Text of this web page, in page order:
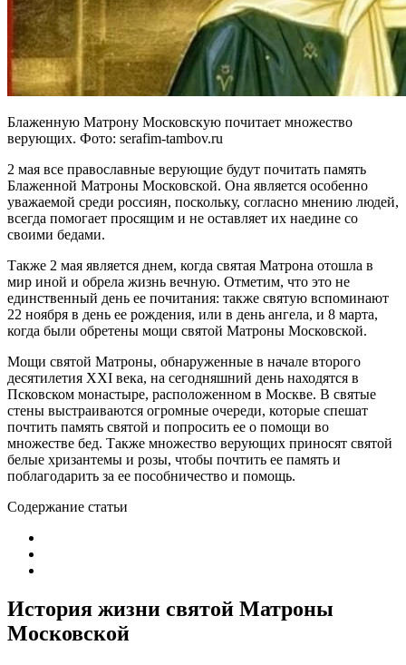
Блаженную Матрону Московскую почитает множество
верующих. Фото: serafim-tambov.ru
2 мая все православные верующие будут почитать память
Блаженной Матроны Московской. Она является особенно
уважаемой среди россиян, поскольку, согласно мнению людей,
всегда помогает просящим и не оставляет их наедине со
своими бедами.
Также 2 мая является днем, когда святая Матрона отошла в
мир иной и обрела жизнь вечную. Отметим, что это не
единственный день ее почитания: также святую вспоминают
22 ноября в день ее рождения, или в день ангела, и 8 марта,
когда были обретены мощи святой Матроны Московской.
Мощи святой Матроны, обнаруженные в начале второго
десятилетия XXI века, на сегодняшний день находятся в
Псковском монастыре, расположенном в Москве. В святые
стены выстраиваются огромные очереди, которые спешат
почтить память святой и попросить ее о помощи во
множестве бед. Также множество верующих приносят святой
белые хризантемы и розы, чтобы почтить ее память и
поблагодарить за ее пособничество и помощь.
Содержание статьи
История жизни святой Матроны
Московской